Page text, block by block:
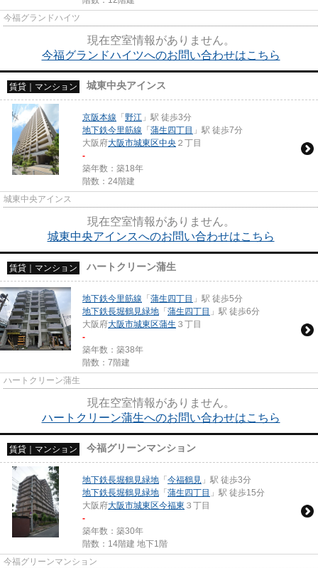
今福グランドハイツ
現在空室情報がありません。
今福グランドハイツへのお問い合わせはこちら
賃貸｜マンション 城東中央アインス
京阪本線 「 野江 」駅 徒歩3分
地下鉄今里筋線 「 蒲生四丁目 」駅 徒歩7分
大阪府大阪市城東区中央 ２丁目
-
築年数：築18年
階数：24階建
城東中央アインス
現在空室情報がありません。
城東中央アインスへのお問い合わせはこちら
賃貸｜マンション ハートクリーン蒲生
地下鉄今里筋線 「 蒲生四丁目 」駅 徒歩5分
地下鉄長堀鶴見緑地 「 蒲生四丁目 」駅 徒歩6分
大阪府大阪市城東区蒲生 ３丁目
-
築年数：築38年
階数：7階建
ハートクリーン蒲生
現在空室情報がありません。
ハートクリーン蒲生へのお問い合わせはこちら
賃貸｜マンション 今福グリーンマンション
地下鉄長堀鶴見緑地 「 今福鶴見 」駅 徒歩3分
地下鉄長堀鶴見緑地 「 蒲生四丁目 」駅 徒歩15分
大阪府大阪市城東区今福東 ３丁目
-
築年数：築30年
階数：14階建 地下1階
今福グリーンマンション